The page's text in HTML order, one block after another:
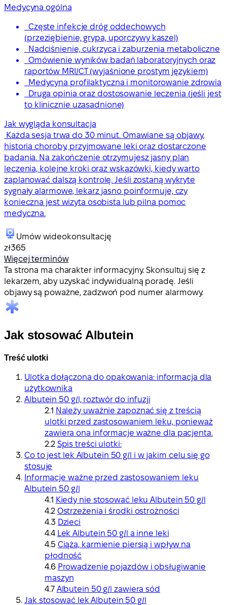
Medycyna ogólna
Częste infekcje dróg oddechowych
(przeziębienie, grypa, uporczywy kaszel)
Nadciśnienie, cukrzyca i zaburzenia metaboliczne
Omówienie wyników badań laboratoryjnych oraz
raportów MRI/CT (wyjaśnione prostym językiem)
Medycyna profilaktyczna i monitorowanie zdrowia
Druga opinia oraz dostosowanie leczenia (jeśli jest
to klinicznie uzasadnione)
Jak wygląda konsultacja
Każda sesja trwa do 30 minut. Omawiane są objawy,
historia choroby, przyjmowane leki oraz dostarczone
badania. Na zakończenie otrzymujesz jasny plan
leczenia, kolejne kroki oraz wskazówki, kiedy warto
zaplanować dalszą kontrolę. Jeśli zostaną wykryte
sygnały alarmowe, lekarz jasno poinformuje, czy
konieczna jest wizyta osobista lub pilna pomoc
medyczna.
Umów wideokonsultację
zł365
Więcej terminów
Ta strona ma charakter informacyjny. Skonsultuj się z
lekarzem, aby uzyskać indywidualną poradę. Jeśli
objawy są poważne, zadzwoń pod numer alarmowy.
Jak stosować Albutein
Treść ulotki
Ulotka dołączona do opakowania: informacja dla
użytkownika
Albutein 50 g/l, roztwór do infuzji
Należy uważnie zapoznać się z treścią
ulotki przed zastosowaniem leku, ponieważ
zawiera ona informacje ważne dla pacjenta.
Spis treści ulotki:
Co to jest lek Albutein 50 g/l i w jakim celu się go
stosuje
Informacje ważne przed zastosowaniem leku
Albutein 50 g/l
Kiedy nie stosować leku Albutein 50 g/l
Ostrzeżenia i środki ostrożności
Dzieci
Lek Albutein 50 g/l a inne leki
Ciąża, karmienie piersią i wpływ na
płodność
Prowadzenie pojazdów i obsługiwanie
maszyn
Albutein 50 g/l zawiera sód
Jak stosować lek Albutein 50 g/l